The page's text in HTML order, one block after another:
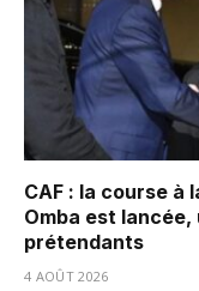
CAF : la course à
Omba est lancée,
prétendants
4 AOÛT 2026